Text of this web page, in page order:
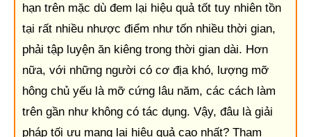
hạn trên mặc dù đem lại hiệu quả tốt tuy nhiên tồn
tại rất nhiều nhược điểm như tốn nhiều thời gian,
phải tập luyện ăn kiêng trong thời gian dài. Hơn
nữa, với những người có cơ địa khó, lượng mỡ
hông chủ yếu là mỡ cứng lâu năm, các cách làm
trên gần như không có tác dụng. Vậy, đâu là giải
pháp tối ưu mang lại hiệu quả cao nhất? Tham